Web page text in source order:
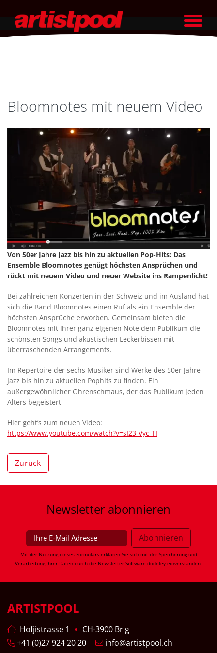
Bloomnotes mit neuem Video
Von 50er Jahre Jazz bis hin zu aktuellen Pop-Hits: Das
Ensemble Bloomnotes genügt höchsten Ansprüchen und
rückt mit neuem Video und neuer Website ins Rampenlicht!
Bei zahlreichen Konzerten in der Schweiz und im Ausland hat
sich die Band Bloomnotes einen Ruf als ein Ensemble der
höchsten Ansprüche erworben. Gemeinsam bieten die
Bloomnotes mit ihrer ganz eigenen Note dem Publikum die
schönsten Songs und akustischen Leckerbissen mit
überraschenden Arrangements.
Im Repertoire der sechs Musiker sind Werke des 50er Jahre
Jazz bis hin zu aktuellen Pophits zu finden. Ein
außergewöhnlicher Ohrenschmaus, der das Publikum jeden
Alters begeistert!
Hier geht’s zum neuen Video:
https://www.youtube.com/watch?v=sI23-Vyc-TI
Zurück
Newsletter abonnieren
Mit der Nutzung dieses Formulars erklären Sie sich mit der Speicherung und
Verarbeitung Ihrer Daten durch die Newsletter-Software dodeley einverstanden.
ARTISTPOOL
Hofjistrasse 1
CH-3900 Brig
+41 (0)27 924 20 20
info@artistpool.ch